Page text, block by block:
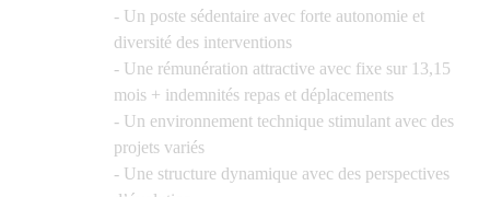
- Un poste sédentaire avec forte autonomie et
diversité des interventions
- Une rémunération attractive avec fixe sur 13,15
mois + indemnités repas et déplacements
- Un environnement technique stimulant avec des
projets variés
- Une structure dynamique avec des perspectives